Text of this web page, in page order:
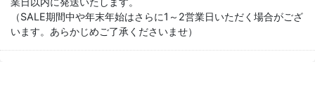
（SALE期間中や年末年始はさらに1～2営業日いただく場合がござ
います。あらかじめご了承くださいませ）